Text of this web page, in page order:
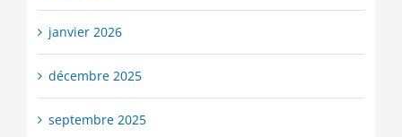
janvier 2026
décembre 2025
septembre 2025